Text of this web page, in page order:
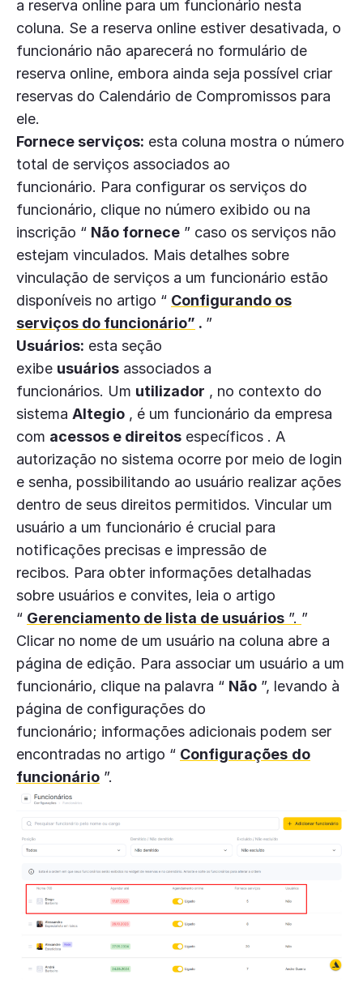
a reserva online para um funcionário nesta
coluna. Se a reserva online estiver desativada, o
funcionário não aparecerá no formulário de
reserva online, embora ainda seja possível criar
reservas do Calendário de Compromissos para
ele.
Fornece serviços: esta coluna mostra o número
total de serviços associados ao
funcionário. Para configurar os serviços do
funcionário, clique no número exibido ou na
inscrição “ Não fornece ” caso os serviços não
estejam vinculados. Mais detalhes sobre
vinculação de serviços a um funcionário estão
disponíveis no artigo “ Configurando os
serviços do funcionário” . ”
Usuários: esta seção
exibe usuários associados a
funcionários. Um utilizador , no contexto do
sistema Altegio , é um funcionário da empresa
com acessos e direitos específicos . A
autorização no sistema ocorre por meio de login
e senha, possibilitando ao usuário realizar ações
dentro de seus direitos permitidos. Vincular um
usuário a um funcionário é crucial para
notificações precisas e impressão de
recibos. Para obter informações detalhadas
sobre usuários e convites, leia o artigo
“ Gerenciamento de lista de usuários ”. ”
Clicar no nome de um usuário na coluna abre a
página de edição. Para associar um usuário a um
funcionário, clique na palavra “ Não ”, levando à
página de configurações do
funcionário; informações adicionais podem ser
encontradas no artigo “ Configurações do
funcionário ”.